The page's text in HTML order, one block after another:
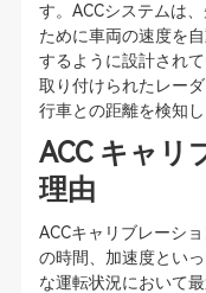
す。ACCシステムは
ために車両の速度を
するように設計され
取り付けられたレー
行車との距離を検知
ACC キャリ
理由
ACCキャリブレーシ
の時間、加速度とい
な運転状況において